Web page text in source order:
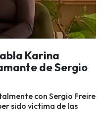
Karina
de Sergio
con Sergio Freire
sido víctima de las